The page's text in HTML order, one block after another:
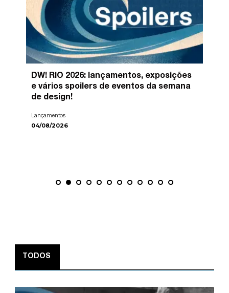
DW! RIO 2026: lançamentos, exposições
e vários spoilers de eventos da semana
de design!
Lançamentos
04/08/2026
TODOS